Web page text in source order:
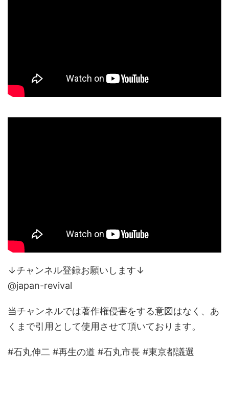
↓チャンネル登録お願いします↓
@japan-revival
当チャンネルでは著作権侵害をする意図はなく、あ
くまで引用として使用させて頂いております。
#石丸伸二 #再生の道 #石丸市長 #東京都議選